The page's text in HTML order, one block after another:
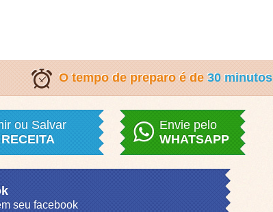
O tempo de preparo é de30 minutos
ou Salvar
Envie pelo
WHATSAPP
seu facebook